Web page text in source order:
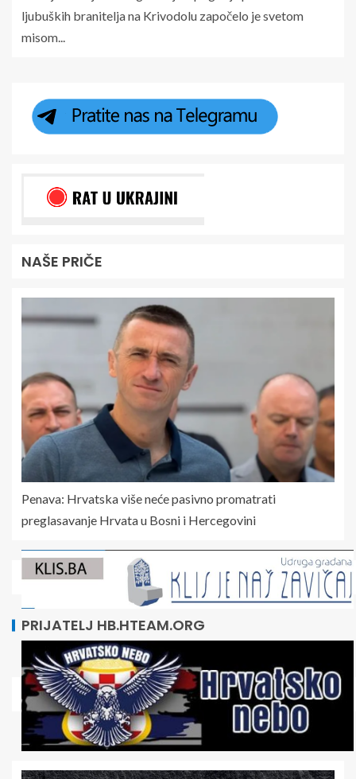
ljubuških branitelja na Krivodolu započelo je svetom
misom...
NAŠE PRIČE
Penava: Hrvatska više neće pasivno promatrati
preglasavanje Hrvata u Bosni i Hercegovini
PRIJATELJ HB.HTEAM.ORG